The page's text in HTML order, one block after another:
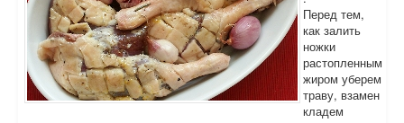
Перед тем,
как залить
ножки
растопленным
жиром уберем
траву, взамен
кладем